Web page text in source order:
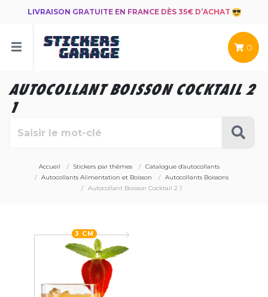
LIVRAISON GRATUITE EN FRANCE DÈS 35€ D’ACHAT
0
AUTOCOLLANT BOISSON COCKTAIL 2
1
Accueil Stickers par thèmes
Catalogue d'autocollants
Autocollants Alimentation et Boisson
Autocollants Boissons
Autocollant Boisson Cocktail 2 1
3 CM